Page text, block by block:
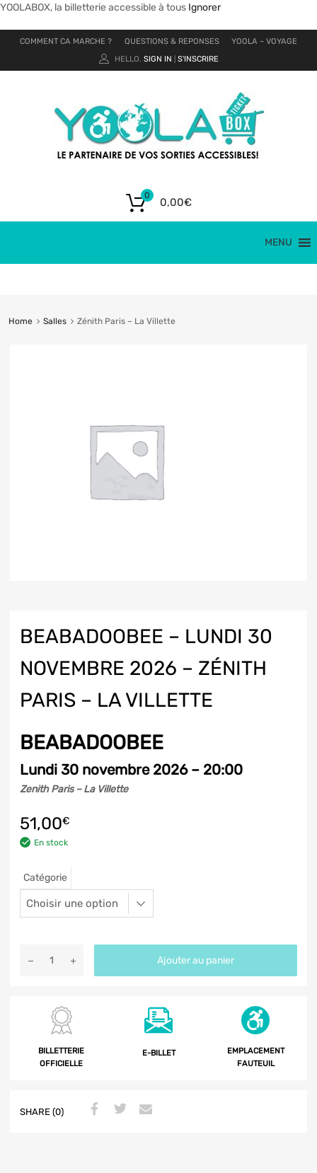
YOOLABOX, la billetterie accessible à tous Ignorer
COMMENT CA MARCHE ? QUESTIONS & REPONSES
YOOLA – VOYAGE
HELLO. SIGN IN S'INSCRIRE
0,00€
0
MENU
Home Salles Zénith Paris – La Villette
BEABADOOBEE – LUNDI 30
NOVEMBRE 2026 – ZÉNITH
PARIS – LA VILLETTE
BEABADOOBEE
Lundi 30 novembre 2026 – 20:00
Zenith Paris – La Villette
51,00€
En stock
Catégorie
Ajouter au panier
BILLETTERIE
OFFICIELLE
E-BILLET
EMPLACEMENT
FAUTEUIL
SHARE (0)